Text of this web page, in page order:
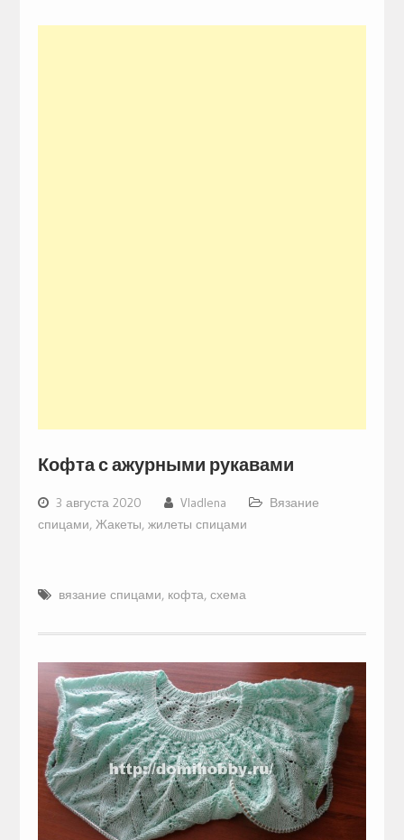
Кофта с ажурными рукавами
3 августа 2020 Vladlena
Вязание
спицами, Жакеты, жилеты спицами
вязание спицами, кофта, схема